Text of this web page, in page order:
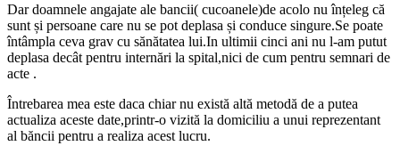
Dar doamnele angajate ale bancii( cucoanele)de acolo nu înțeleg că
sunt și persoane care nu se pot deplasa și conduce singure.Se poate
întâmpla ceva grav cu sănătatea lui.In ultimii cinci ani nu l-am putut
deplasa decât pentru internări la spital,nici de cum pentru semnari de
acte .
Întrebarea mea este daca chiar nu există altă metodă de a putea
actualiza aceste date,printr-o vizită la domiciliu a unui reprezentant
al băncii pentru a realiza acest lucru.